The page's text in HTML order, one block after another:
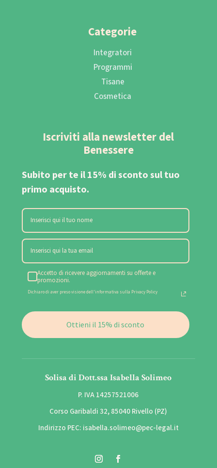
Categorie
Integratori
Programmi
Tisane
Cosmetica
Iscriviti alla newsletter del
Benessere
Subito per te il 15% di sconto sul tuo
primo acquisto.
Accetto di ricevere aggiornamenti su offerte e
promozioni.
Dichiaro di aver preso visione dell'informativa sulla Privacy Policy
Ottieni il 15% di sconto
Solisa di Dott.ssa Isabella Solimeo
P. IVA 14257521006
Corso Garibaldi 32, 85040 Rivello (PZ)
Indirizzo PEC: isabella.solimeo@pec-legal.it